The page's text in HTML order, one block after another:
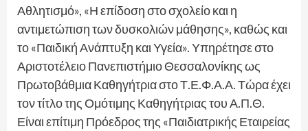
Αθλητισμό», «Η επίδοση στο σχολείο και η
αντιμετώπιση των δυσκολιών μάθησης», καθώς και
το «Παιδική Ανάπτυξη και Υγεία». Υπηρέτησε στο
Αριστοτέλειο Πανεπιστήμιο Θεσσαλονίκης ως
Πρωτοβάθμια Καθηγήτρια στο Τ.Ε.Φ.Α.Α. Τώρα έχει
τον τίτλο της Ομότιμης Καθηγήτριας του Α.Π.Θ.
Είναι επίτιμη Πρόεδρος της «Παιδιατρικής Εταιρείας